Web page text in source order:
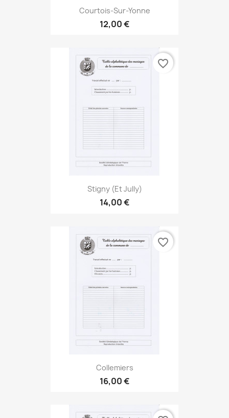
Courtois-Sur-Yonne
12,00 €
Stigny (et Jully)
14,00 €
favorite_border
Collemiers
16,00 €
favorite_border